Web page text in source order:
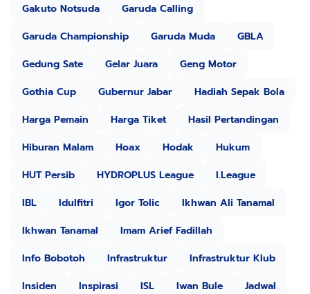
Gakuto Notsuda
Garuda Calling
Garuda Championship
Garuda Muda
GBLA
Gedung Sate
Gelar Juara
Geng Motor
Gothia Cup
Gubernur Jabar
Hadiah Sepak Bola
Harga Pemain
Harga Tiket
Hasil Pertandingan
Hiburan Malam
Hoax Hodak
Hukum
HUT Persib
HYDROPLUS League
I.League
IBL
Idulfitri Igor Tolic
Ikhwan Ali Tanamal
Ikhwan Tanamal
Imam Arief Fadillah
Info Bobotoh
Infrastruktur
Infrastruktur Klub
Insiden
Inspirasi ISL Iwan Bule
Jadwal